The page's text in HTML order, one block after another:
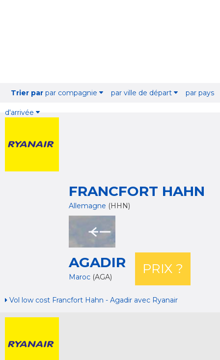
Trier par par compagnie par ville de départ par pays
d'arrivée
FRANCFORT HAHN
Allemagne (HHN)
AGADIR
Maroc (AGA)
PRIX ?
Vol low cost Francfort Hahn - Agadir avec Ryanair